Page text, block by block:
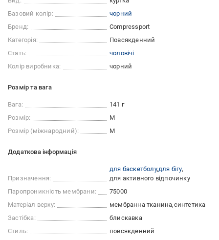
Базовий колір:
чорний
Бренд:
Compressport
Категорія:
Повсякденний
Стать:
чоловічі
Колір виробника:
чорний
Розмір та вага
Вага:
141 г
Розмір:
M
Розмір (міжнародний):
M
Додаткова інформація
Призначення:
для баскетболу для бігу
для активного відпочинку
Паропроникність мембрани:
75000
Матеріал верху:
мембранна тканина синтетика
Застібка:
блискавка
Стиль:
повсякденний